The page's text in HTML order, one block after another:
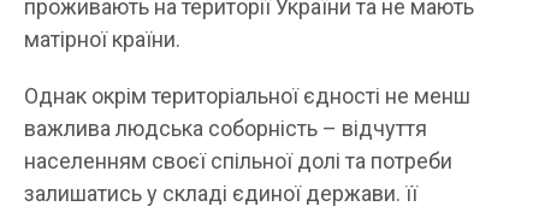
проживають на території України та не мають
матірної країни.
Однак окрім територіальної єдності не менш
важлива людська соборність – відчуття
населенням своєї спільної долі та потреби
залишатись у складі єдиної держави. її